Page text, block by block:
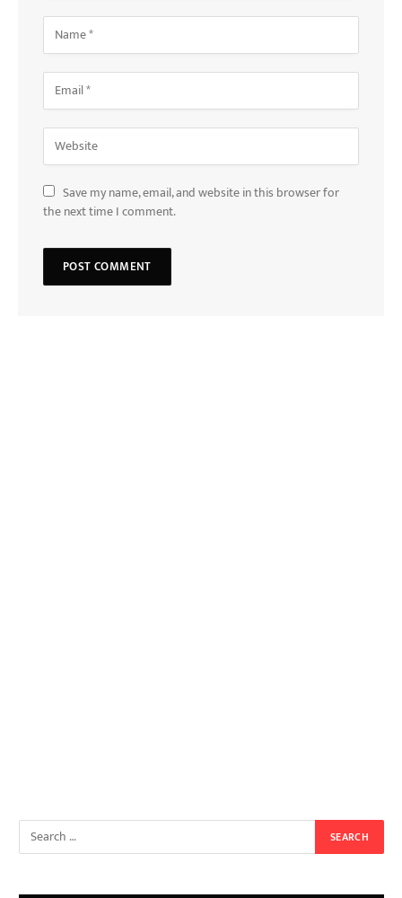
Save my name, email, and website in this browser for
the next time I comment.